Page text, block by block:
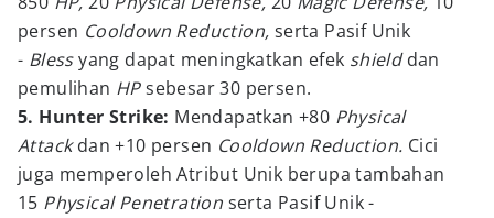
persen Cooldown Reduction, serta Pasif Unik
- Blessyang dapat meningkatkan efek shielddan
pemulihan HPsebesar 30 persen.
5. Hunter Strike: Mendapatkan +80 Physical
Attackdan +10 persen Cooldown Reduction. Cici
juga memperoleh Atribut Unik berupa tambahan
15 Physical Penetration serta Pasif Unik -